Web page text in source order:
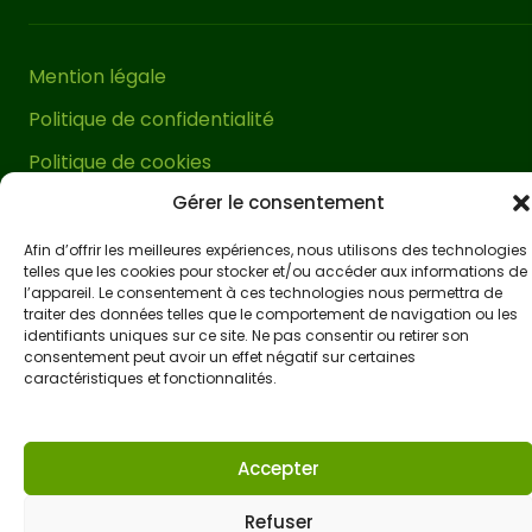
Gérer le consentement
Afin d’offrir les meilleures expériences, nous utilisons des technologies
telles que les cookies pour stocker et/ou accéder aux informations de
l’appareil. Le consentement à ces technologies nous permettra de
traiter des données telles que le comportement de navigation ou les
identifiants uniques sur ce site. Ne pas consentir ou retirer son
consentement peut avoir un effet négatif sur certaines
caractéristiques et fonctionnalités.
Accepter
Refuser
impératif dela fixer correctement au
sol
. Pour ce faire, nous vous
recommandons d’utiliser nos supports
métalliques et d’acheter les vis
appropriées en fonction de la surface
sur laquelle elle sera installée.
Cette pergola terrasse est livrée avec
sa visserie spécifique pour le bois et un
manuel de montage très facile à
comprendre. Elle peut être montée en
environ une heureà deux personnes.
et créer un espace extérieur exclusif en
Mention légale
Politique de confidentialité
Politique de cookies
Conditions générales de vente
Accessibilité